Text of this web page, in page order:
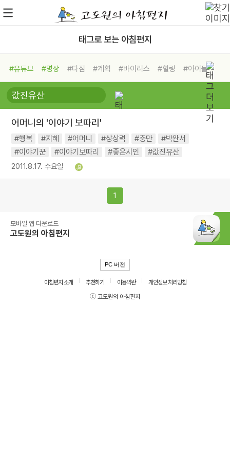
태그로 보는 아침편지
#유튜브 #명상 #다짐 #계획 #바이러스 #힐링
#아이들
#비전캠프
#독서캠프 #삶
#희망
#나눔 #친구 #링컨학교
#독서
#건강 #면역력
어머니의 '이야기 보따리'
#행복 #지혜 #어머니 #상상력 #충만
#박완서
#이야기꾼
#이야기보따리 #좋은시인 #값진유산
2011.8.17. 수요일
1
모바일 앱 다운로드
고도원의 아침편지
PC 버전
아침편지 소개 추천하기 이용약관
개인정보 처리방침
ⓒ 고도원의 아침편지